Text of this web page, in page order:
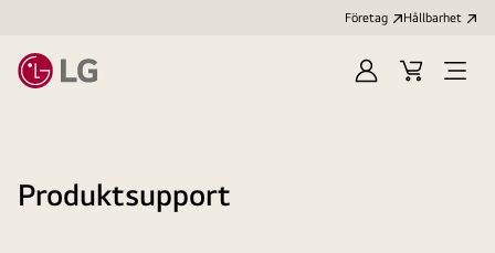
Företag Hållbarhet
LoggaKundvagn
Produktsupport